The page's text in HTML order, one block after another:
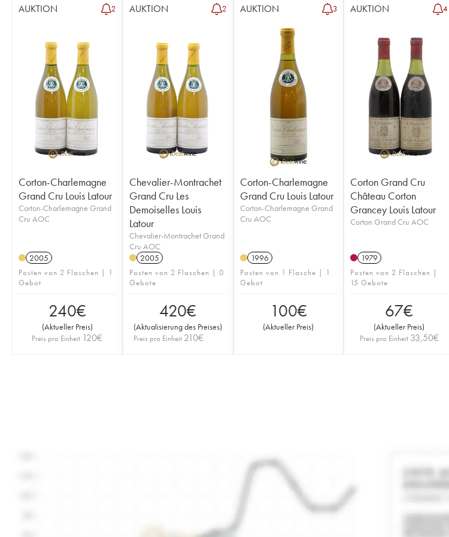
AUKTION 2
Corton-Charlemagne
Grand Cru Louis Latour
Corton-Charlemagne Grand
Cru AOC
2005
Posten von 2 Flaschen | 1
Gebot
240€
(Aktueller Preis)
Preis pro Einheit 120€
AUKTION 2
Chevalier-Montrachet
Grand Cru Les
Demoiselles Louis
Latour
Chevalier-Montrachet Grand
Cru AOC
2005
Posten von 2 Flaschen | 0
Gebote
420€
(Aktualisierung des Preises)
Preis pro Einheit 210€
AUKTION 3
Corton-Charlemagne
Grand Cru Louis Latour
Corton-Charlemagne Grand
Cru AOC
1996
Posten von 1 Flasche | 1
Gebot
100€
(Aktueller Preis)
AUKTION 4
Corton Grand Cru
Château Corton
Grancey Louis Latour
Corton Grand Cru AOC
1979
Posten von 2 Flaschen |
15 Gebote
67€
(Aktueller Preis)
Preis pro Einheit 33,50€